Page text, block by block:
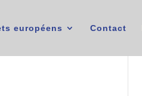
européens Contact